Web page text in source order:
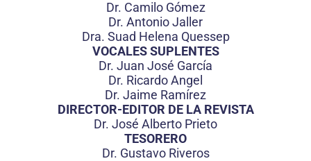
Dr. Camilo Gómez
Dr. Antonio Jaller
Dra. Suad Helena Quessep
VOCALES SUPLENTES
Dr. Juan José García
Dr. Ricardo Angel
Dr. Jaime Ramírez
DIRECTOR-EDITOR DE LA REVISTA
Dr. José Alberto Prieto
TESORERO
Dr. Gustavo Riveros